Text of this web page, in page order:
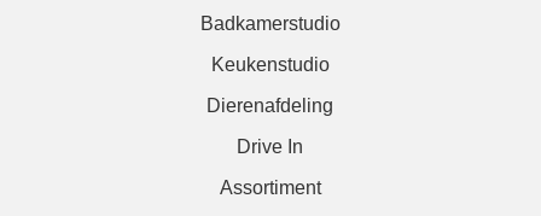
Badkamerstudio
Keukenstudio
Dierenafdeling
Drive In
Assortiment